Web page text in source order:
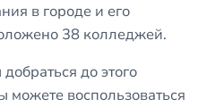
в городе и его
38 колледжей.
до этого
можете воспользоваться